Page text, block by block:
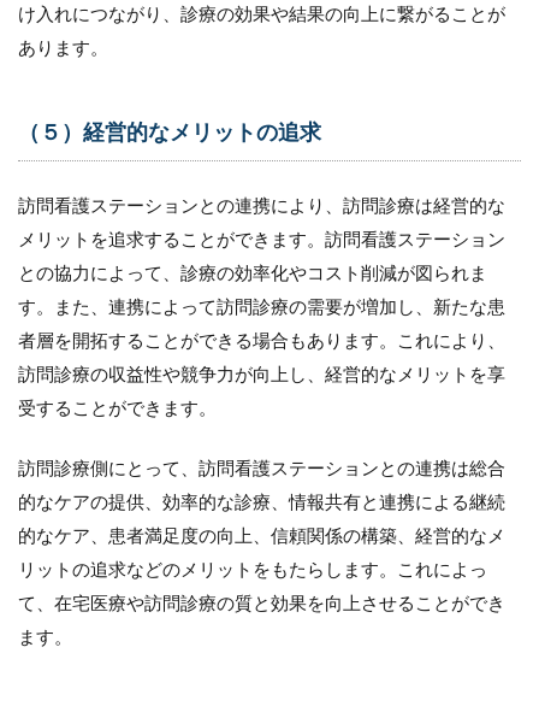
け入れにつながり、診療の効果や結果の向上に繋がることが
あります。
（５）経営的なメリットの追求
訪問看護ステーションとの連携により、訪問診療は経営的な
メリットを追求することができます。訪問看護ステーション
との協力によって、診療の効率化やコスト削減が図られま
す。また、連携によって訪問診療の需要が増加し、新たな患
者層を開拓することができる場合もあります。これにより、
訪問診療の収益性や競争力が向上し、経営的なメリットを享
受することができます。
訪問診療側にとって、訪問看護ステーションとの連携は総合
的なケアの提供、効率的な診療、情報共有と連携による継続
的なケア、患者満足度の向上、信頼関係の構築、経営的なメ
リットの追求などのメリットをもたらします。これによっ
て、在宅医療や訪問診療の質と効果を向上させることができ
ます。